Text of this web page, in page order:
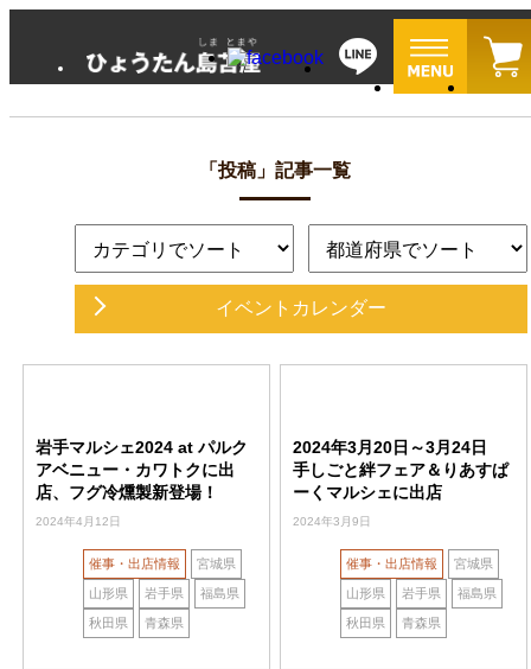
「投稿」記事一覧
イベントカレンダー
岩手マルシェ2024 at パルク
アベニュー・カワトクに出
店、フグ冷燻製新登場！
2024年4月12日
催事・出店情報 宮城県
山形県 岩手県 福島県
秋田県 青森県
2024年3月20日～3月24日
手しごと絆フェア＆りあすぱ
ーくマルシェに出店
2024年3月9日
催事・出店情報 宮城県
山形県 岩手県 福島県
秋田県 青森県